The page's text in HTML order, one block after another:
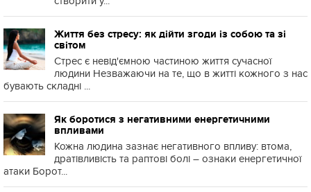
Життя без стресу: як дійти згоди із собою та зі
світом
Стрес є невід'ємною частиною життя сучасної
людини Незважаючи на те, що в житті кожного з нас
бувають складні ...
Як боротися з негативними енергетичними
впливами
Кожна людина зазнає негативного впливу: втома,
дратівливість та раптові болі – ознаки енергетичної
атаки Борот...